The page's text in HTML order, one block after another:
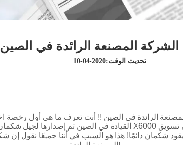
المصنعة الرائدة في الصين
تحديث الوقت:2020-04-10